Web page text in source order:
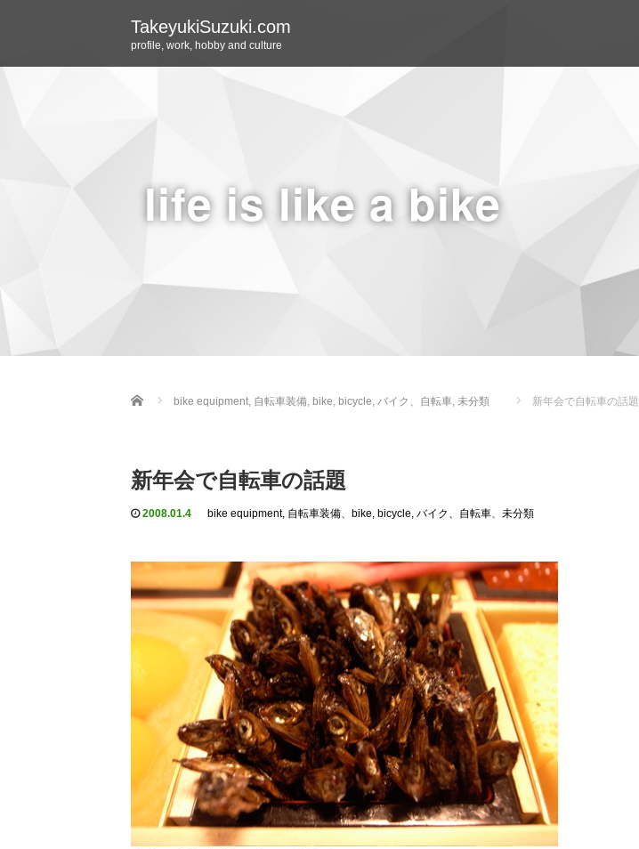
TakeyukiSuzuki.com
profile, work, hobby and culture
life is like a bike
Home bike equipment, 自転車装備, bike, bicycle, バイク、自転車, 未分類 新年会で自転車の話題
新年会で自転車の話題
2008.01.4 bike equipment, 自転車装備、 bike, bicycle, バイク、自転車、 未分類